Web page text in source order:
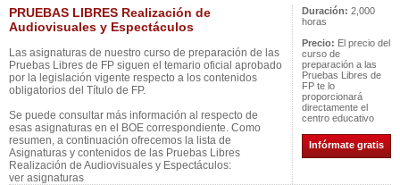
PRUEBAS LIBRES Realización de
Audiovisuales y Espectáculos
Las asignaturas de nuestro curso de preparación de las
Pruebas Libres de FP siguen el temario oficial aprobado
por la legislación vigente respecto a los contenidos
obligatorios del Título de FP.
Se puede consultar más información al respecto de
esas asignaturas en el BOE correspondiente. Como
resumen, a continuación ofrecemos la lista de
Asignaturas y contenidos de las Pruebas Libres
Realización de Audiovisuales y Espectáculos:
ver asignaturas
Duración: 2,000
horas
Precio: El precio del
curso de
preparación a las
Pruebas Libres de
FP te lo
proporcionará
directamente el
centro educativo
Infórmate gratis